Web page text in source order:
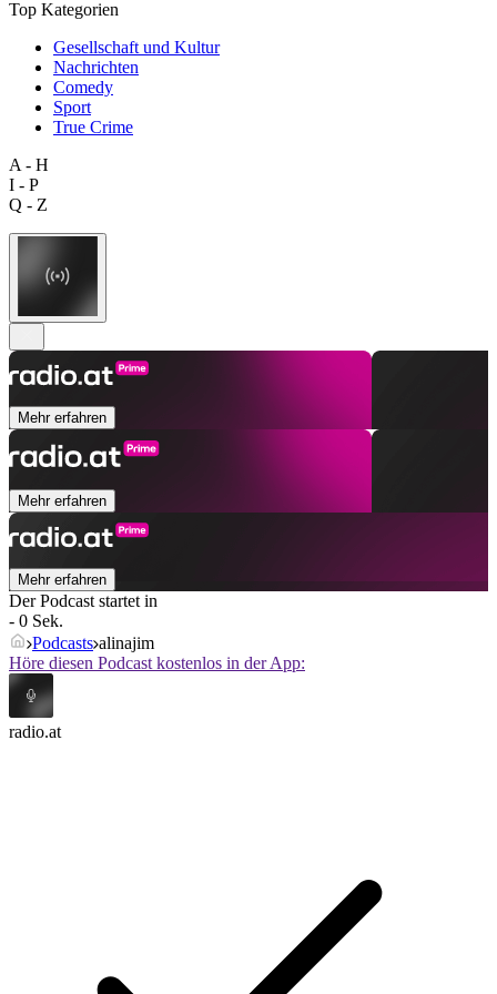
Top Kategorien
Gesellschaft und Kultur
Nachrichten
Comedy
Sport
True Crime
A - H
I - P
Q - Z
Mehr erfahren
Mehr erfahren
Mehr erfahren
Der Podcast startet in
- 0 Sek.
Podcasts alinajim
Höre diesen Podcast kostenlos in der App:
radio.at